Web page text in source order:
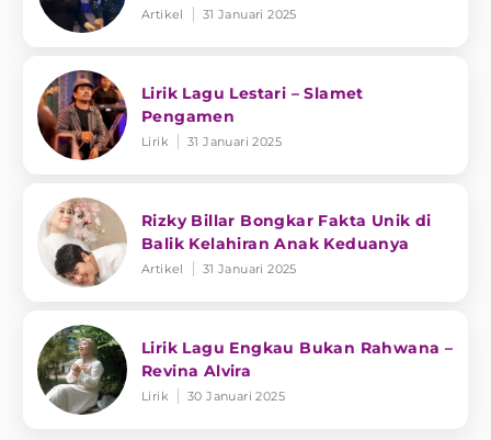
Artikel 31 Januari 2025
Lirik Lagu Lestari – Slamet
Pengamen
Lirik 31 Januari 2025
Rizky Billar Bongkar Fakta Unik di
Balik Kelahiran Anak Keduanya
Artikel 31 Januari 2025
Lirik Lagu Engkau Bukan Rahwana –
Revina Alvira
Lirik 30 Januari 2025